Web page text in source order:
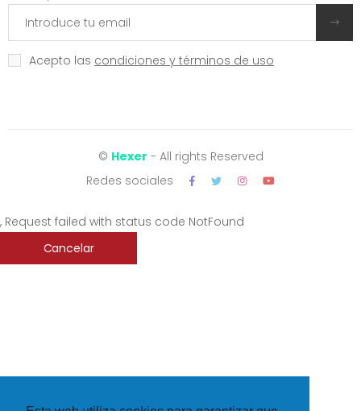
Acepto las condiciones y términos de uso
© Hexer - All rights Reserved
Redes sociales
, Request failed with status code NotFound
Cancelar